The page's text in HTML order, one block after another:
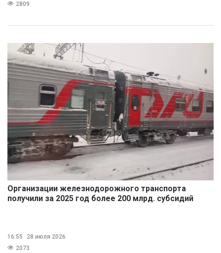
2809
Организации железнодорожного транспорта
получили за 2025 год более 200 млрд. субсидий
16:55
28 июля 2026
2073